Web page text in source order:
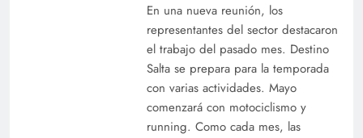
En una nueva reunión, los
representantes del sector destacaron
el trabajo del pasado mes. Destino
Salta se prepara para la temporada
con varias actividades. Mayo
comenzará con motociclismo y
running. Como cada mes, las